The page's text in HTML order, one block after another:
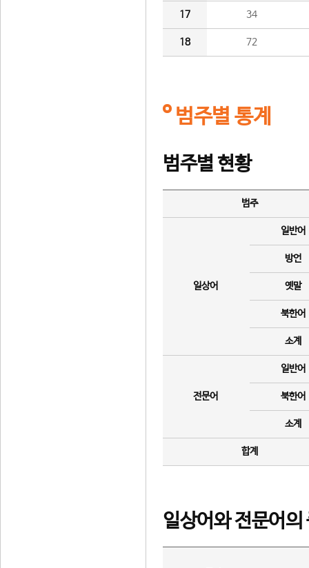
17 34
18 72
범주별 통계
범주별 현황
범주
일상어
일반어
방언
옛말
북한어
소계
전문어
일반어
북한어
소계
합계
일상어와 전문어의